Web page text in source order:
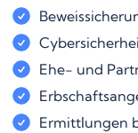
Ehe- und
Ermittlungen